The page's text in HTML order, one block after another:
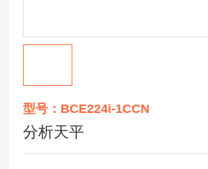
型号：BCE224i-1CCN
分析天平